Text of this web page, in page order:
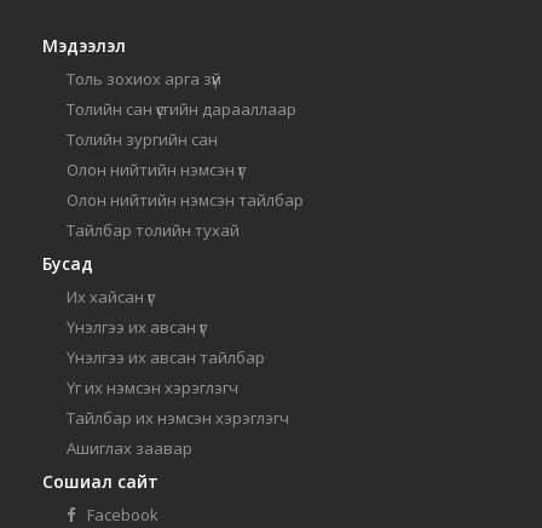
Мэдээлэл
Толь зохиох арга зүй
Толийн сан үсгийн дарааллаар
Толийн зургийн сан
Олон нийтийн нэмсэн үг
Олон нийтийн нэмсэн тайлбар
Тайлбар толийн тухай
Бусад
Их хайсан үг
Үнэлгээ их авсан үг
Үнэлгээ их авсан тайлбар
Үг их нэмсэн хэрэглэгч
Тайлбар их нэмсэн хэрэглэгч
Ашиглах заавар
Сошиал сайт
Facebook